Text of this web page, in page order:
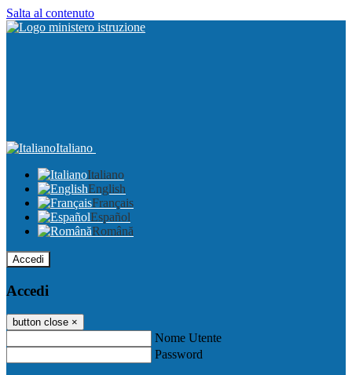
Salta al contenuto
Italiano
Italiano
English
Français
Español
Română
Accedi
Accedi
button close ×
Nome Utente
Password